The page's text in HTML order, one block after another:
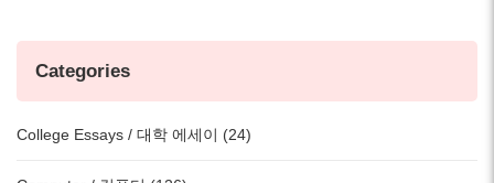
Categories
College Essays / 대학 에세이 (24)